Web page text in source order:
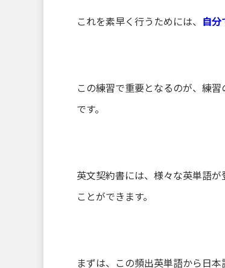
これを素早く行うためには、 自分
この練習で重要となるのが、練習
です。
英文契約書には、様々な英単語
ことができます。
まずは、この頻出英単語から日